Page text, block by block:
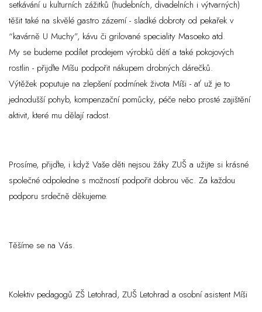
setkávání u kulturních zážitků (hudebních, divadelních i výtvarných)
těšit také na skvělé gastro zázemí - sladké dobroty od pekařek v
“kavárně U Muchy”, kávu či grilované speciality Masoeko atd.
My se budeme podílet prodejem výrobků dětí a také pokojových
rostlin - přijďte Míšu podpořit nákupem drobných dárečků.
Výtěžek poputuje na zlepšení podmínek života Míši - ať už je to
jednodušší pohyb, kompenzační pomůcky, péče nebo prosté zajištění
aktivit, které mu dělají radost.
Prosíme, přijďte, i když Vaše děti nejsou žáky ZUŠ a užijte si krásné
společné odpoledne s možností podpořit dobrou věc. Za každou
podporu srdečně děkujeme.
Těšíme se na Vás.
Kolektiv pedagogů ZŠ Letohrad, ZUŠ Letohrad a osobní asistent Míši